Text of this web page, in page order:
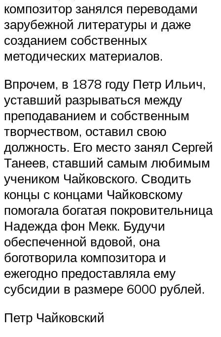
композитор занялся переводами
зарубежной литературы и даже
созданием собственных
методических материалов.
Впрочем, в 1878 году Петр Ильич,
уставший разрываться между
преподаванием и собственным
творчеством, оставил свою
должность. Его место занял Сергей
Танеев, ставший самым любимым
учеником Чайковского. Сводить
концы с концами Чайковскому
помогала богатая покровительница
Надежда фон Мекк. Будучи
обеспеченной вдовой, она
боготворила композитора и
ежегодно предоставляла ему
субсидии в размере 6000 рублей.
Петр Чайковский